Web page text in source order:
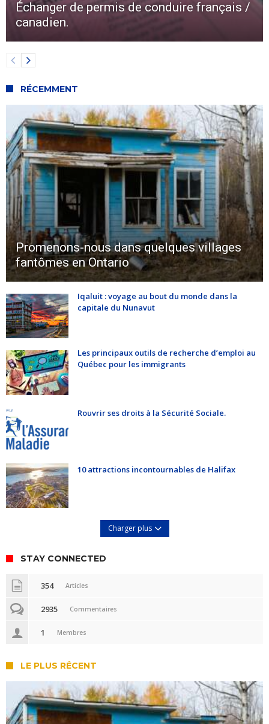
Échanger de permis de conduire français /
canadien.
RÉCEMMENT
Promenons-nous dans quelques villages
fantômes en Ontario
Iqaluit : voyage au bout du monde dans la
capitale du Nunavut
Les principaux outils de recherche d’emploi au
Québec pour les immigrants
Rouvrir ses droits à la Sécurité Sociale.
10 attractions incontournables de Halifax
Charger plus
STAY CONNECTED
354 Articles
2935 Commentaires
1 Membres
LE PLUS RÉCENT